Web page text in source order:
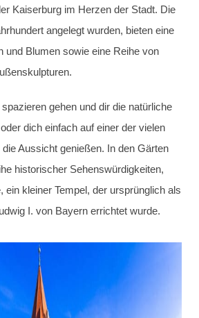
Kaiserburg im Herzen der Stadt. Die
angelegt wurden, bieten eine
und Blumen sowie eine Reihe von
gehen und dir die natürliche
dich einfach auf einer der vielen
Aussicht genießen. In den Gärten
historischer Sehenswürdigkeiten,
ein kleiner Tempel, der ursprünglich als
I. von Bayern errichtet wurde.